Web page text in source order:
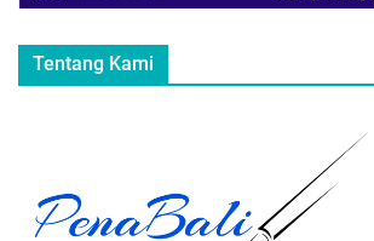
Tentang Kami